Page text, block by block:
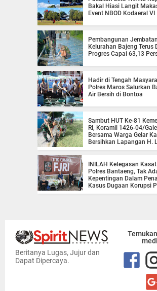
Bakal Hiasi Langit
Event NBOD Kodaeral VI
Pembangunan
Kelurahan Bajeng Terus
Progres Capai 63,13
Hadir di Tengah
Polres Maros Salurkan
Air Bersih di Bontoa
Sambut HUT Ke-81
RI, Koramil 1426-04/
Bersama Warga Gelar
Bersihkan Lapangan H.
INILAH Ketegasan
Polres Bantaeng, Tak
Kepentingan Dalam
Kasus Dugaan Korupsi
Beritanya Lugas, Jujur dan
Dapat Dipercaya.